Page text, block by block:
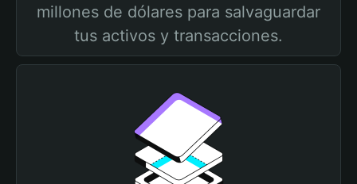
millones de dólares para salvaguardar
tus activos y transacciones.